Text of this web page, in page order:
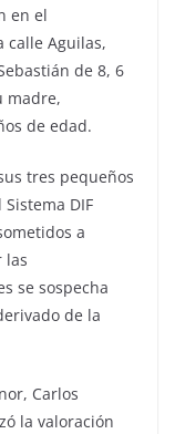
en el
calle Aguilas,
de 8, 6
madre,
de edad.
tres pequeños
DIF
a
las
se sospecha
de la
Carlos
la valoración